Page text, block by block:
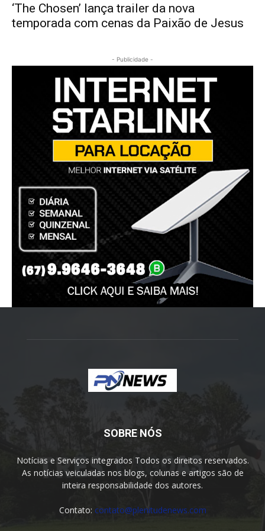
‘The Chosen’ lança trailer da nova
temporada com cenas da Paixão de Jesus
- Publicidade -
SOBRE NÓS
Notícias e Serviços integrados Todos os direitos reservados.
As notícias veiculadas nos blogs, colunas e artigos são de
inteira responsabilidade dos autores.
Contato: contato@plenitudenews.com